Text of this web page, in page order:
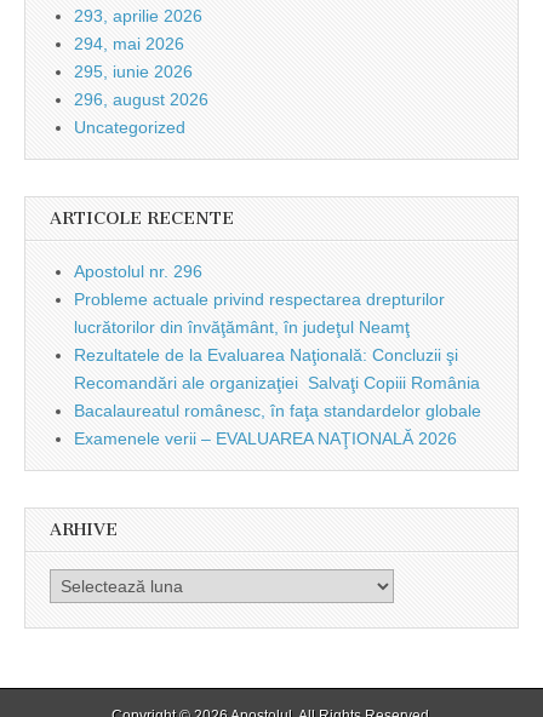
293, aprilie 2026
294, mai 2026
295, iunie 2026
296, august 2026
Uncategorized
ARTICOLE RECENTE
Apostolul nr. 296
Probleme actuale privind respectarea drepturilor
lucrătorilor din învăţământ, în judeţul Neamţ
Rezultatele de la Evaluarea Naţională: Concluzii şi
Recomandări ale organizaţiei Salvaţi Copiii România
Bacalaureatul românesc, în faţa standardelor globale
Examenele verii – EVALUAREA NAŢIONALĂ 2026
ARHIVE
Arhive